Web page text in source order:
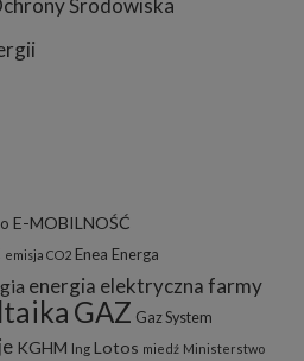
Środowiska
E-MOBILNOŚĆ
emisja CO2 Enea Energa
energia elektrycznafarmy
GAZ Gaz System
KGHM lng Lotos miedź Ministerstwo